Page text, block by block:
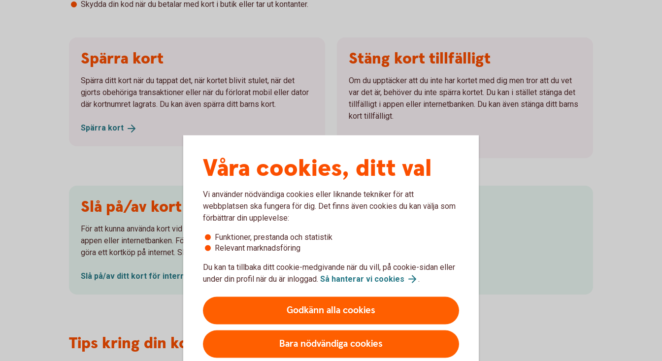
Skydda din kod när du betalar med kort i butik eller tar ut kontanter.
Spärra kort
Spärra ditt kort när du tappat det, när kortet blivit stulet, när det
gjorts obehöriga transaktioner eller när du förlorat mobil eller dator
där kortnumret lagrats. Du kan även spärra ditt barns kort.
Spärra kort
Stäng kort tillfälligt
Om du upptäcker att du inte har kortet med dig men tror att du vet
var det är, behöver du inte spärra kortet. Du kan i stället stänga det
tillfälligt i appen eller internetbanken. Du kan även stänga ditt barns
kort tillfälligt.
Slå på/av kort för internetköp
För att kunna använda kort vid köp på internet behöver du slå på det för internetköp i
appen eller internetbanken. För din säkerhet bör du endast slå på funktionen när du ska
göra ett kortköp på internet. Slå av kortet för internetköp när du är klar.
Slå på/av ditt kort för internetköp
Tips kring din kod
Våra cookies, ditt val
Vi använder nödvändiga cookies eller liknande tekniker för att
webbplatsen ska fungera för dig. Det finns även cookies du kan välja som
förbättrar din upplevelse:
Funktioner, prestanda och statistik
Relevant marknadsföring
Du kan ta tillbaka ditt cookie-medgivande när du vill, på cookie-sidan eller
under din profil när du är inloggad. Så hanterar vi cookies .
Godkänn alla cookies
Bara nödvändiga cookies